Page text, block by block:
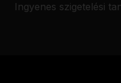
Ingyenes szigetelési